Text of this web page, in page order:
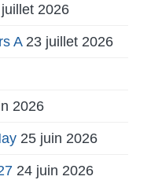
2026
A 23 juillet 2026
2026
25 juin 2026
24 juin 2026